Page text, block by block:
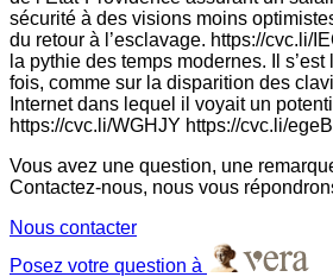
sécurité à des visions moins
du retour à l’esclavage. https://cvc.li/
la pythie des temps modernes. Il
fois, comme sur la disparition des
Internet dans lequel il voyait un
https://cvc.li/WGHJY https://cvc.li/
Vous avez une question, une
Contactez-nous, nous vous
Nous contacter
Posez votre question à